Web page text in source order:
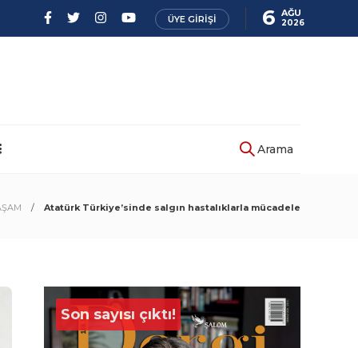
ÜYE GIRIŞI 6 AĞU
2026
Arama
Atatürk Türkiye’sinde salgın hastalıklarla mücadele
Son sayısı çıktı!